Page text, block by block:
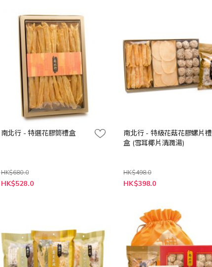
南北行 - 特選花膠筒禮盒
HK$680.0
特
殊
HK$528.0
南北行 - 特級花菇花膠螺片禮
盒 (雪耳椰片清潤湯)
HK$498.0
特
殊
HK$398.0